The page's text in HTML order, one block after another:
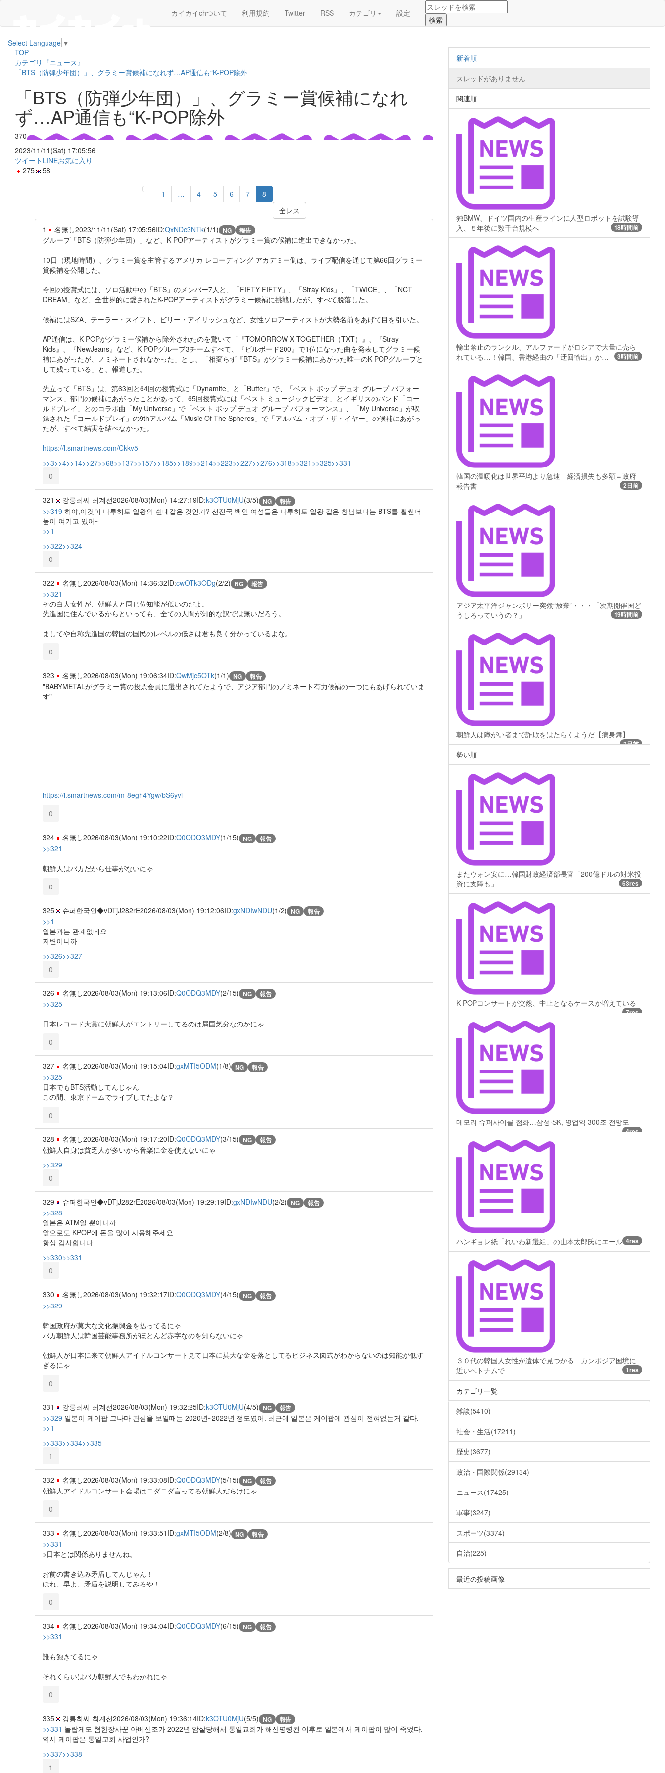
カイカイchついて 利用規約 Twitter RSS カテゴリ 設定
Select Language ▼
TOP
カテゴリ『ニュース』
「BTS（防弾少年団）」、グラミー賞候補になれず…AP通信も“K-POP除外
「BTS（防弾少年団）」、グラミー賞候補になれ
ず…AP通信も“K-POP除外
370
2023/11/11(Sat) 17:05:56
ツイート LINEお気に入り
275
58
1 … 4 5 6 7
8
全レス
1
名無し2023/11/11(Sat) 17:05:56ID:QxNDc3NTk(1/1) NG 報告
グループ「BTS（防弾少年団）」など、K-POPアーティストがグラミー賞の候補に進出できなかった。
10日（現地時間）、グラミー賞を主管するアメリカ レコーディング アカデミー側は、ライブ配信を通じて第66回グラミー
賞候補を公開した。
今回の授賞式には、ソロ活動中の「BTS」のメンバー7人と、「FIFTY FIFTY」、「Stray Kids」、「TWICE」、「NCT
DREAM」など、全世界的に愛されたK-POPアーティストがグラミー候補に挑戦したが、すべて脱落した。
候補にはSZA、テーラー・スイフト、ビリー・アイリッシュなど、女性ソロアーティストが大勢名前をあげて目を引いた。
AP通信は、K-POPがグラミー候補から除外されたのを驚いて「『TOMORROW X TOGETHER（TXT）』、『Stray
Kids』、『NewJeans』など、K-POPグループ3チームすべて、『ビルボード200』で1位になった曲を発表してグラミー候
補にあがったが、ノミネートされなかった」とし、「相変らず『BTS』がグラミー候補にあがった唯一のK-POPグループと
して残っている」と、報道した。
先立って「BTS」は、第63回と64回の授賞式に「Dynamite」と「Butter」で、「ベスト ポップ デュオ グループ パフォー
マンス」部門の候補にあがったことがあって、65回授賞式には「ベスト ミュージックビデオ」とイギリスのバンド「コー
ルドプレイ」とのコラボ曲「My Universe」で「ベスト ポップ デュオ グループ パフォーマンス」、「My Universe」が収
録された「コールドプレイ」の9thアルバム「Music Of The Spheres」で「アルバム・オブ・ザ・イヤー」の候補にあがっ
たが、すべて結実を結べなかった。
https://l.smartnews.com/Ckkv5
>>3>>4>>14>>27>>68>>137>>157>>185>>189>>214>>223>>227>>276>>318>>321 >>325>>331
0
321 강릉최씨 최계선2026/08/03(Mon) 14:27:19ID:k3OTU0MjU(3/5) NG 報告
>>319 히야,이것이 나루히토 일왕의 쉰내같은 것인가? 선진국 백인 여성들은 나루히토 일왕 같은 창남보다는 BTS를 훨씬더
높이 여기고 있어~
>>1
>>322>>324
0
322 名無し2026/08/03(Mon) 14:36:32ID:cwOTk3ODg(2/2) NG 報告
>>321
その白人女性が、朝鮮人と同じ位知能が低いのだよ。
先進国に住んでいるからといっても、全ての人間が知的な訳では無いだろう。
ましてや自称先進国の韓国の国民のレベルの低さは君も良く分かっているよな。
0
323 名無し2026/08/03(Mon) 19:06:34ID:QwMjc5OTk(1/1) NG 報告
"BABYMETALがグラミー賞の投票会員に選出されてたようで、アジア部門のノミネート有力候補の一つにもあげられていま
す"
https://l.smartnews.com/m-8egh4Ygw/bS6yvi
0
324 名無し2026/08/03(Mon) 19:10:22ID:Q0ODQ3MDY(1/15) NG 報告
>>321
朝鮮人はバカだから仕事がないにゃ
0
325 슈퍼한국인◆vDTjJ282rE2026/08/03(Mon) 19:12:06ID:gxNDIwNDU(1/2) NG 報告
>>1
일본과는 관계없네요
저변이니까
>>326>>327
0
326 名無し2026/08/03(Mon) 19:13:06ID:Q0ODQ3MDY(2/15) NG 報告
>>325
日本レコード大賞に朝鮮人がエントリーしてるのは属国気分なのかにゃ
0
327 名無し2026/08/03(Mon) 19:15:04ID:gxMTI5ODM(1/8) NG 報告
>>325
日本でもBTS活動してんじゃん
この間、東京ドームでライブしてたよな？
0
328 名無し2026/08/03(Mon) 19:17:20ID:Q0ODQ3MDY(3/15) NG 報告
朝鮮人自身は貧乏人が多いから音楽に金を使えないにゃ
>>329
0
329 슈퍼한국인◆vDTjJ282rE2026/08/03(Mon) 19:29:19ID:gxNDIwNDU(2/2) NG 報告
>>328
일본은 ATM일 뿐이니까
앞으로도 KPOP에 돈을 많이 사용해주세요
항상 감사합니다
>>330>>331
0
330 名無し2026/08/03(Mon) 19:32:17ID:Q0ODQ3MDY(4/15) NG 報告
>>329
韓国政府が莫大な文化振興金を払ってるにゃ
バカ朝鮮人は韓国芸能事務所がほとんど赤字なのを知らないにゃ
朝鮮人が日本に来て朝鮮人アイドルコンサート見て日本に莫大な金を落としてるビジネス図式がわからないのは知能が低す
ぎるにゃ
0
331 강릉최씨 최계선2026/08/03(Mon) 19:32:25ID:k3OTU0MjU(4/5) NG 報告
>>329 일본이 케이팝 그나마 관심을 보일때는 2020년~2022년 정도였어. 최근에 일본은 케이팝에 관심이 전혀없는거 같다.
>>1
>>333>>334>>335
1
332 名無し2026/08/03(Mon) 19:33:08ID:Q0ODQ3MDY(5/15) NG 報告
朝鮮人アイドルコンサート会場はニダニダ言ってる朝鮮人だらけにゃ
0
333 名無し2026/08/03(Mon) 19:33:51 ID:gxMTI5ODM(2/8) NG 報告
>>331
>日本とは関係ありませんね。
お前の書き込み矛盾してんじゃん！
ほれ、早よ、矛盾を説明してみろや！
0
334 名無し2026/08/03(Mon) 19:34:04ID:Q0ODQ3MDY(6/15) NG 報告
>>331
誰も飽きてるにゃ
それくらいはバカ朝鮮人でもわかれにゃ
0
335 강릉최씨 최계선2026/08/03(Mon) 19:36:14ID:k3OTU0MjU(5/5) NG 報告
>>331 놀랍게도 혐한장사꾼 아베신조가 2022년 암살당해서 통일교회가 해산명령된 이후로 일본에서 케이팝이 많이 죽었다.
역시 케이팝은 통일교회 사업인가?
>>337>>338
1
新着順
スレッドがありません
関連順
独BMW、ドイツ国内の生産ラインに人型ロボットを試験導
入、５年後に数千台規模へ
18時間前
輸出禁止のランクル、アルファードがロシアで大量に売ら
れている…！韓国、香港経由の「迂回輸出」か…
3時間前
韓国の温暖化は世界平均より急速 経済損失も多額＝政府
報告書
2日前
アジア太平洋ジャンボリー突然“放棄”・・・「次期開催国ど
うしろっていうの？」
19時間前
朝鮮人は障がい者まで詐欺をはたらくようだ【病身舞】
2日前
勢い順
またウォン安に…韓国財政経済部長官「200億ドルの対米投
資に支障も」
63res
K-POPコンサートが突然、中止となるケースか増えている
7res
메모리 슈퍼사이클 점화…삼성·SK, 영업익 300조 전망도
4res
ハンギョレ紙「れいわ新選組」の山本太郎氏にエール 4res
３０代の韓国人女性が遺体で見つかる カンボジア国境に
近いベトナムで
1res
カテゴリ一覧
雑談(5410)
社会・生活(17211)
歴史(3677)
政治・国際関係(29134)
ニュース(17425)
軍事(3247)
スポーツ(3374)
自治(225)
最近の投稿画像